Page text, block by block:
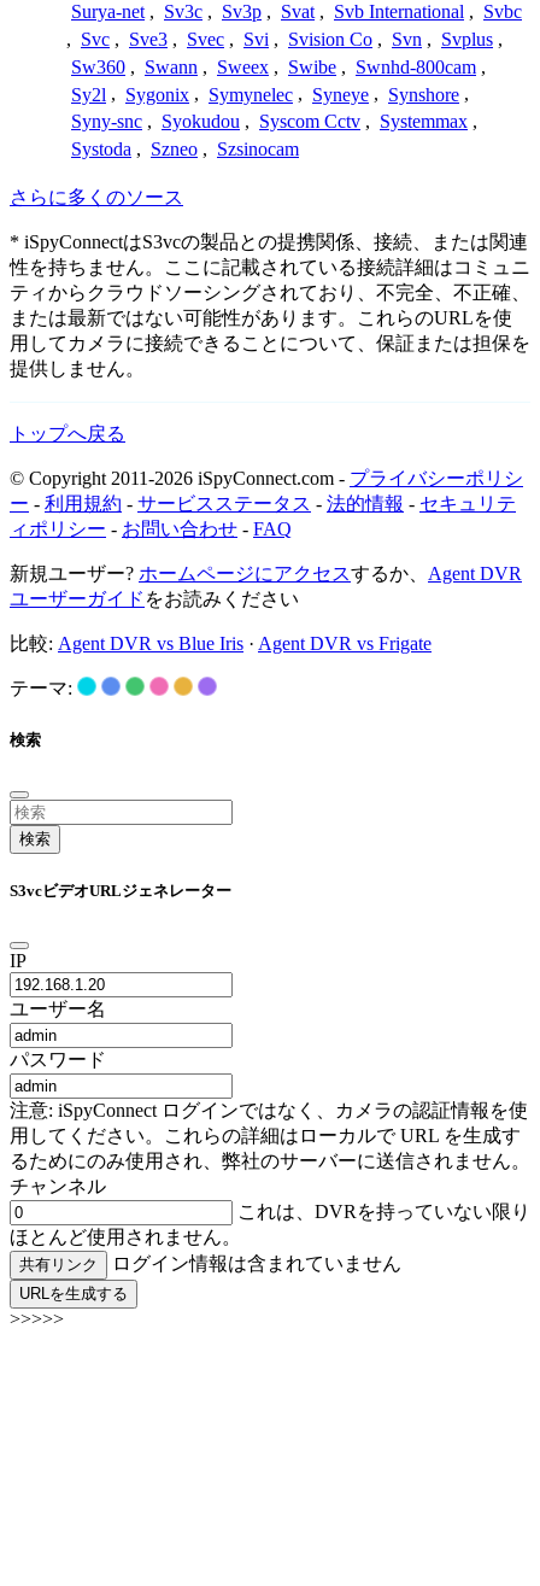
Surya-net , Sv3c , Sv3p , Svat , Svb International , Svbc
, Svc , Sve3 , Svec , Svi , Svision Co , Svn , Svplus ,
Sw360 , Swann , Sweex , Swibe , Swnhd-800cam ,
Sy2l , Sygonix , Symynelec , Syneye , Synshore ,
Syny-snc , Syokudou , Syscom Cctv , Systemmax ,
Systoda , Szneo , Szsinocam
さらに多くのソース
* iSpyConnectはS3vcの製品との提携関係、接続、または関連
性を持ちません。ここに記載されている接続詳細はコミュニ
ティからクラウドソーシングされており、不完全、不正確、
または最新ではない可能性があります。これらのURLを使
用してカメラに接続できることについて、保証または担保を
提供しません。
トップへ戻る
© Copyright 2011-2026 iSpyConnect.com - プライバシーポリシ
ー - 利用規約 - サービスステータス - 法的情報 - セキュリテ
ィポリシー - お問い合わせ - FAQ
新規ユーザー? ホームページにアクセスするか、 Agent DVR
ユーザーガイド をお読みください
比較: Agent DVR vs Blue Iris · Agent DVR vs Frigate
テーマ:
検索
検索
S3vcビデオURLジェネレーター
IP
ユーザー名
パスワード
注意: iSpyConnect ログインではなく、カメラの認証情報を使
用してください。これらの詳細はローカルで URL を生成す
るためにのみ使用され、弊社のサーバーに送信されません。
チャンネル
これは、DVRを持っていない限り
ほとんど使用されません。
共有リンク ログイン情報は含まれていません
URLを生成する
>>>>>